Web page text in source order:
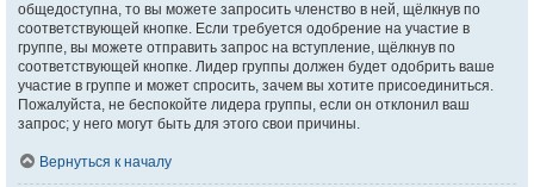
общедоступна, то вы можете запросить членство в ней, щёлкнув по
соответствующей кнопке. Если требуется одобрение на участие в
группе, вы можете отправить запрос на вступление, щёлкнув по
соответствующей кнопке. Лидер группы должен будет одобрить ваше
участие в группе и может спросить, зачем вы хотите присоединиться.
Пожалуйста, не беспокойте лидера группы, если он отклонил ваш
запрос; у него могут быть для этого свои причины.
Вернуться к началу